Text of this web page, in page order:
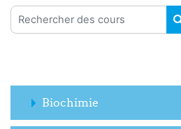
Rechercher des cours
Biochimie